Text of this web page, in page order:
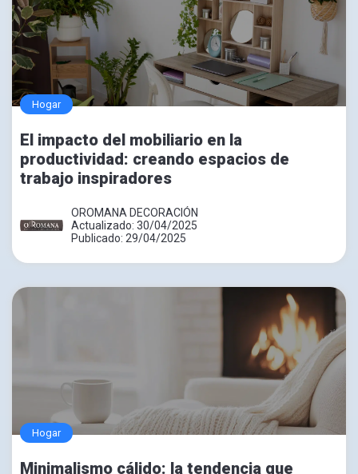
Hogar
El impacto del mobiliario en la
productividad: creando espacios de
trabajo inspiradores
OROMANA DECORACIÓN
Actualizado: 30/04/2025
Publicado: 29/04/2025
Hogar
Minimalismo cálido: la tendencia que